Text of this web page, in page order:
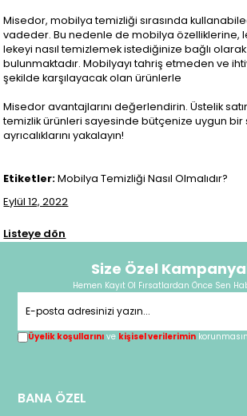
Misedor, mobilya temizliği sırasında
vadeder. Bu nedenle de mobilya özelliklerine,
lekeyi nasıl temizlemek istediğinize bağlı
bulunmaktadır. Mobilyayı tahriş etmeden ve
şekilde karşılayacak olan ürünlerle
Misedor avantajlarını değerlendirin. Üstelik
temizlik ürünleri sayesinde bütçenize uygun bir
ayrıcalıklarını yakalayın!
Etiketler:Mobilya Temizliği Nasıl Olmalıdır?
Eylül 12, 2022
Listeye dön
Size Özel
Hemen Kayıt Ol Fırsatlardan Önce Sen
Üyelik koşullarını ve kişisel verilerimin
BANA ÖZEL